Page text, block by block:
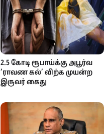
2.5 கோடி ரூபாய்க்கு அபூர்வ
’ராவண கல்’ விற்க முயன்ற
இருவர் கைது